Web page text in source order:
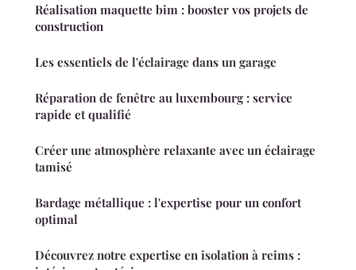
Réalisation maquette bim : booster vos projets de
construction
Les essentiels de l'éclairage dans un garage
Réparation de fenêtre au luxembourg : service
rapide et qualifié
Créer une atmosphère relaxante avec un éclairage
tamisé
Bardage métallique : l'expertise pour un confort
optimal
Découvrez notre expertise en isolation à reims :